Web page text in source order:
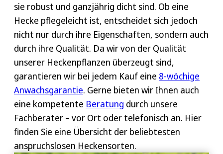
sie robust und ganzjährig dicht sind. Ob eine
Hecke pflegeleicht ist, entscheidet sich jedoch
nicht nur durch ihre Eigenschaften, sondern auch
durch ihre Qualität. Da wir von der Qualität
unserer Heckenpflanzen überzeugt sind,
garantieren wir bei jedem Kauf eine 8-wöchige
Anwachsgarantie. Gerne bieten wir Ihnen auch
eine kompetente Beratung durch unsere
Fachberater – vor Ort oder telefonisch an. Hier
finden Sie eine Übersicht der beliebtesten
anspruchslosen Heckensorten.